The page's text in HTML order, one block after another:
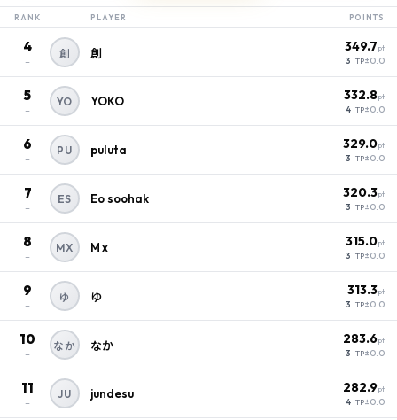
RANK PLAYER POINTS
4
–
創 創 349.7pt
3 ITP±0.0
5
–
YO YOKO 332.8pt
4 ITP±0.0
6
–
PU puluta 329.0pt
3 ITP±0.0
7
–
ES Eo soohak 320.3pt
3 ITP±0.0
8
–
MX M x 315.0pt
3 ITP±0.0
9
–
ゆ ゆ 313.3pt
3 ITP±0.0
10
–
なか なか 283.6pt
3 ITP±0.0
11
–
JU jundesu 282.9pt
4 ITP±0.0